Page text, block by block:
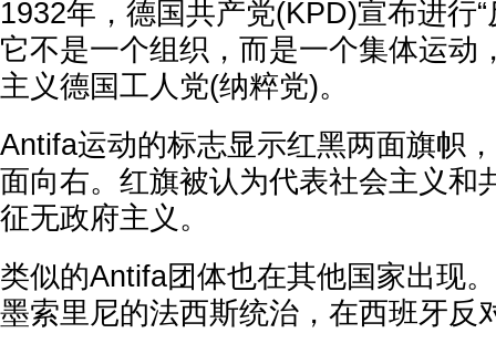
1932年，德国共产党(KPD)宣布进行
它不是一个组织，而是一个集体运动
主义德国工人党(纳粹党)。
Antifa运动的标志显示红黑两面旗帜
面向右。红旗被认为代表社会主义和
征无政府主义。
类似的Antifa团体也在其他国家出现
墨索里尼的法西斯统治，在西班牙反